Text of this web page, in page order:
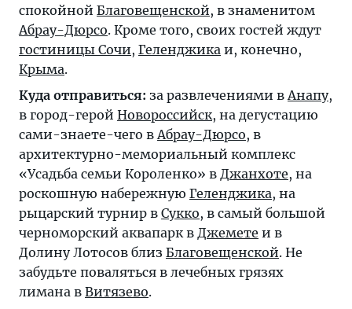
спокойной Благовещенской, в знаменитом
Абрау-Дюрсо. Кроме того, своих гостей ждут
гостиницы Сочи, Геленджика и, конечно,
Крыма.
Куда отправиться: за развлечениями вАнапу,
в город-герой Новороссийск, на дегустацию
сами-знаете-чего вАбрау-Дюрсо, в
архитектурно-мемориальный комплекс
«Усадьба семьи Короленко» в Джанхоте, на
роскошную набережную Геленджика, на
рыцарский турнир в Сукко, в самый большой
черноморский аквапарк в Джемете и в
Долину Лотосов близ Благовещенской. Не
забудьте поваляться в лечебных грязях
лимана в Витязево.